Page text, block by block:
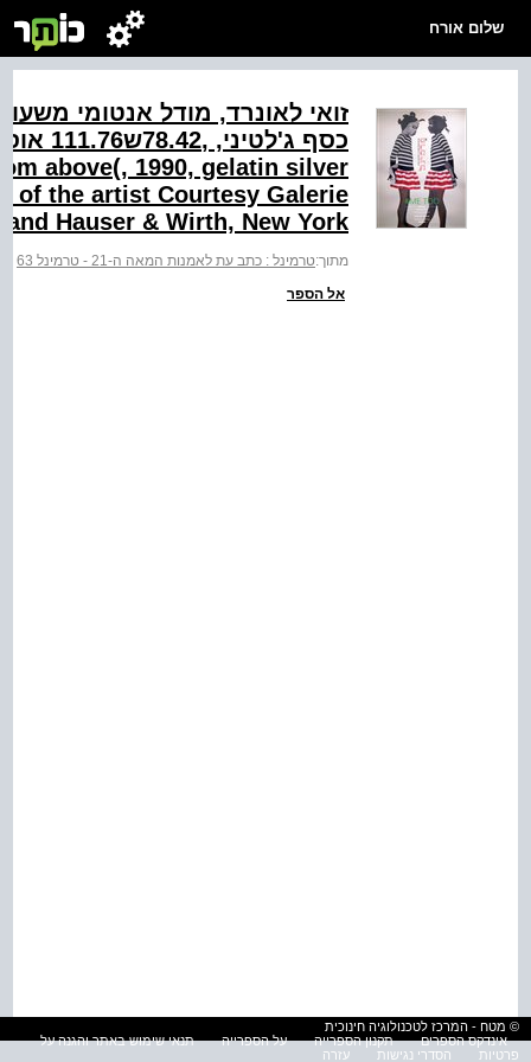
שלום אורח
above(, 1990, gelatin silver
of the artist Courtesy Galerie
Hauser & Wirth, New York
מתוך:טרמינל : כתב עת לאמנות המאה ה-21 - טרמינל 63
אל הספר
© מטח - המרכז לטכנולוגיה חינוכית
אינדקס הספרים
תקנון הספרייה על הספרייה
תנאי שימוש באתר והגנה על
פרטיות
הסדרי נגישות עזרה